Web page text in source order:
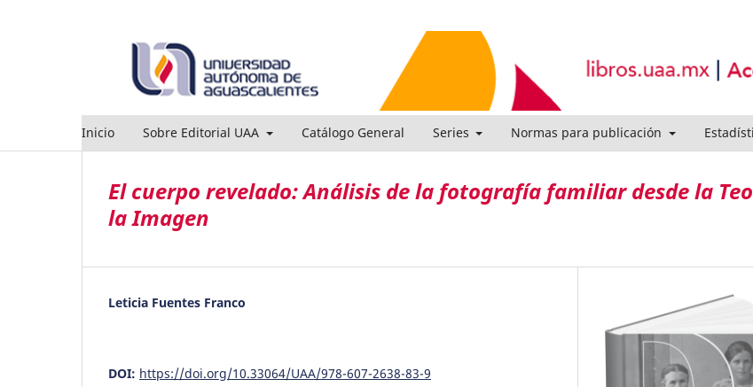
Inicio Sobre Editorial UAA Catálogo General Series Normas para publicación
El cuerpo revelado: Análisis de la fotografía familiar desde la
la Imagen
Leticia Fuentes Franco
DOI: https://doi.org/10.33064/UAA/978-607-2638-83-9